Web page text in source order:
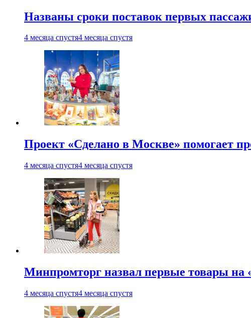
Названы сроки поставок первых
4 месяца спустя4 месяца спустя
Проект «Сделано в Москве» помогает
4 месяца спустя4 месяца спустя
Минпромторг назвал первые товары на
4 месяца спустя4 месяца спустя